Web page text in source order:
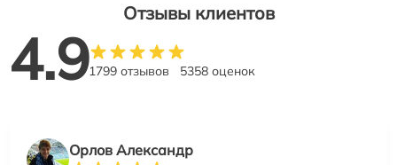
Отзывы клиентов
4.91799 отзывов 5358 оценок
Орлов Александр